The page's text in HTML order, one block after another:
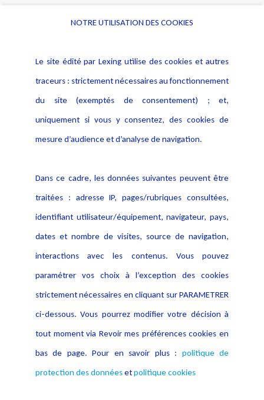
Alerte professionnelle
Déclaration d'accessibilité
Notice Légale
Politique de protection des
données
Publications
NOTRE UTILISATION DES COOKIES
Le site édité par Lexing utilise des cookies et autres
traceurs : strictement nécessaires au fonctionnement
du site (exemptés de consentement) ; et,
uniquement si vous y consentez, des cookies de
mesure d’audience et d’analyse de navigation.
Dans ce cadre, les données suivantes peuvent être
traitées : adresse IP, pages/rubriques consultées,
identifiant utilisateur/équipement, navigateur, pays,
dates et nombre de visites, source de navigation,
interactions avec les contenus. Vous pouvez
paramétrer vos choix à l’exception des cookies
strictement nécessaires en cliquant sur PARAMETRER
ci-dessous. Vous pourrez modifier votre décision à
tout moment via Revoir mes préférences cookies en
bas de page. Pour en savoir plus : politique de
protection des donnéesetpolitique cookies